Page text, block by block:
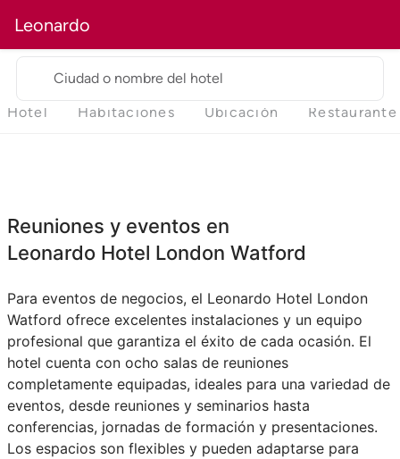
Leonardo
Ciudad o nombre del hotel
Hotel Habitaciones Ubicación Restaurante
Reuniones y eventos en
Leonardo Hotel London Watford
Para eventos de negocios, el Leonardo Hotel London
Watford ofrece excelentes instalaciones y un equipo
profesional que garantiza el éxito de cada ocasión. El
hotel cuenta con ocho salas de reuniones
completamente equipadas, ideales para una variedad de
eventos, desde reuniones y seminarios hasta
conferencias, jornadas de formación y presentaciones.
Los espacios son flexibles y pueden adaptarse para